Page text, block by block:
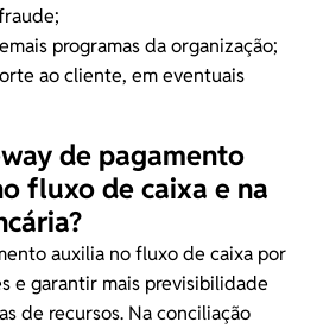
programas da organização;
ao cliente, em eventuais
de pagamento
fluxo de caixa e na
auxilia no fluxo de caixa por
e garantir mais previsibilidade
de recursos. Na conciliação